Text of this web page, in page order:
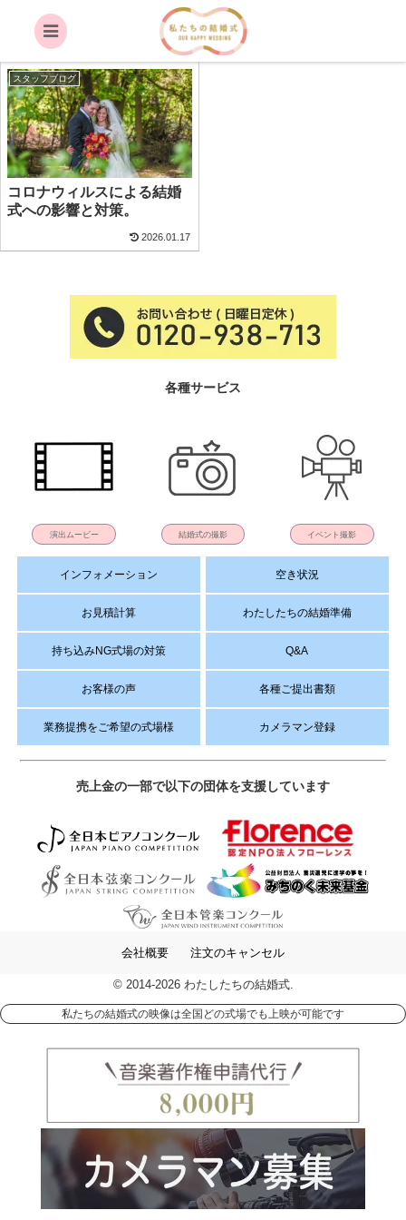
オンライン
スタッフブログ
コロナウィルスによる結婚
式への影響と対策。
2026.01.17
各種サービス
演出ムービー 結婚式の撮影 イベント撮影
インフォメーション 空き状況
お見積計算 わたしたちの結婚準備
持ち込みNG式場の対策 Q&A
お客様の声 各種ご提出書類
業務提携をご希望の式場様 カメラマン登録
売上金の一部で以下の団体を支援しています
会社概要 注文のキャンセル
© 2014-2026 わたしたちの結婚式.
私たちの結婚式の映像は全国どの式場でも上映が可能です